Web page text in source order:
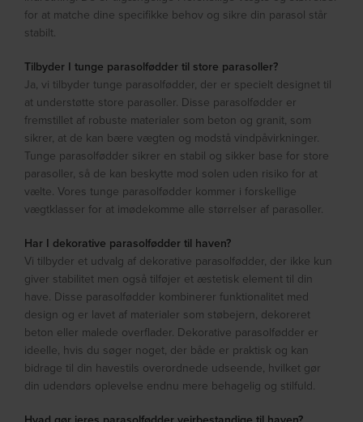
for at matche dine specifikke behov og sikre din parasol står
stabilt.
Tilbyder I tunge parasolfødder til store parasoller?
Ja, vi tilbyder tunge parasolfødder, der er specielt designet til
at understøtte store parasoller. Disse parasolfødder er
fremstillet af robuste materialer som beton og granit, som
sikrer, at de kan bære vægten og modstå vindpåvirkninger.
Tunge parasolfødder sikrer en stabil og sikker base for store
parasoller, så de kan beskytte mod solen uden risiko for at
vælte. Vores tunge parasolfødder kommer i forskellige
vægtklasser for at imødekomme alle størrelser af parasoller.
Har I dekorative parasolfødder til haven?
Vi tilbyder et udvalg af dekorative parasolfødder, der ikke kun
giver stabilitet men også tilføjer et æstetisk element til din
have. Disse parasolfødder kombinerer funktionalitet med
design og er lavet af materialer som støbejern, dekoreret
beton eller malede overflader. Dekorative parasolfødder er
ideelle, hvis du søger noget, der både er praktisk og kan
bidrage til din havestils overordnede udseende, hvilket gør
din udendørs oplevelse endnu mere behagelig og stilfuld.